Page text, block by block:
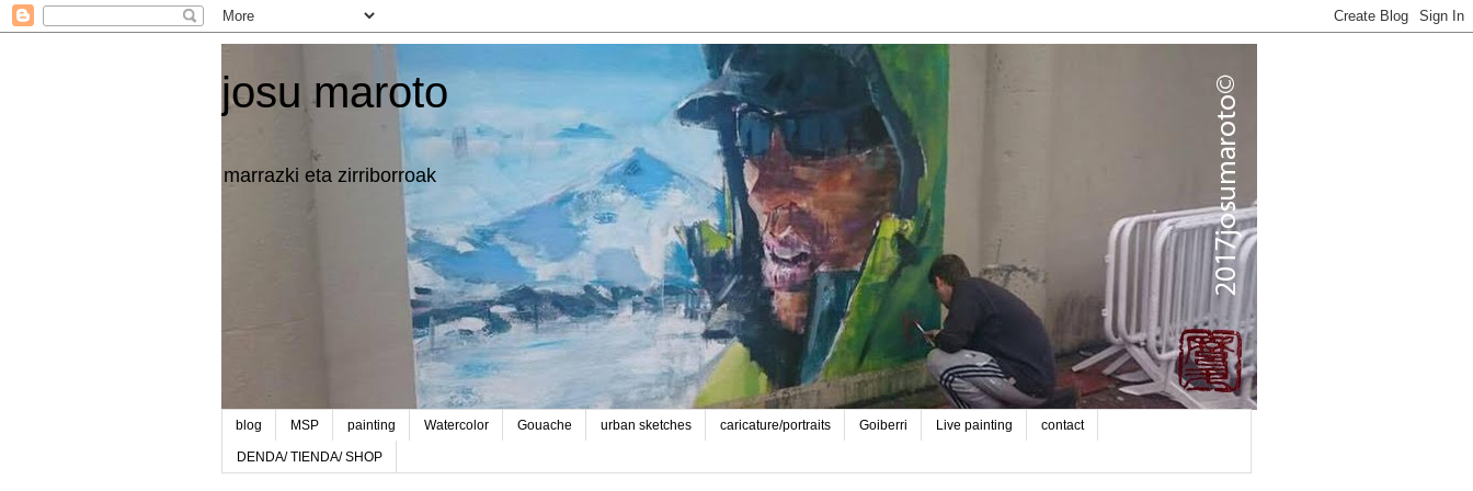
josu maroto
marrazki eta zirriborroak
blog MSP painting Watercolor Gouache urban sketches caricature/portraits Goiberri Live painting contact
DENDA/ TIENDA/ SHOP